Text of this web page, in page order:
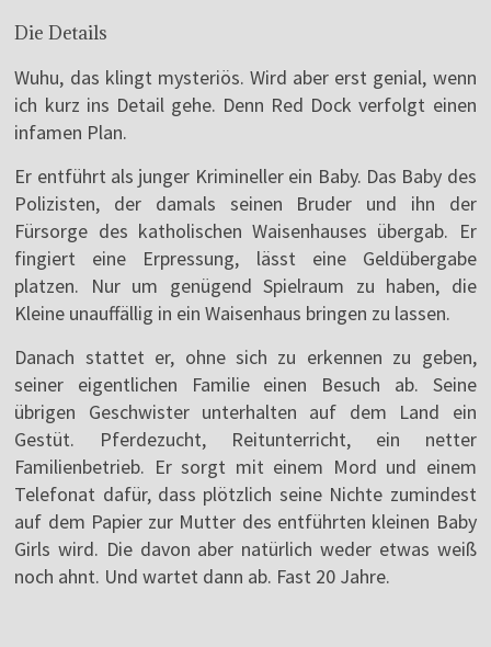
Die Details
Wuhu, das klingt mysteriös. Wird aber erst genial, wenn
ich kurz ins Detail gehe. Denn Red Dock verfolgt einen
infamen Plan.
Er entführt als junger Krimineller ein Baby. Das Baby des
Polizisten, der damals seinen Bruder und ihn der
Fürsorge des katholischen Waisenhauses übergab. Er
fingiert eine Erpressung, lässt eine Geldübergabe
platzen. Nur um genügend Spielraum zu haben, die
Kleine unauffällig in ein Waisenhaus bringen zu lassen.
Danach stattet er, ohne sich zu erkennen zu geben,
seiner eigentlichen Familie einen Besuch ab. Seine
übrigen Geschwister unterhalten auf dem Land ein
Gestüt. Pferdezucht, Reitunterricht, ein netter
Familienbetrieb. Er sorgt mit einem Mord und einem
Telefonat dafür, dass plötzlich seine Nichte zumindest
auf dem Papier zur Mutter des entführten kleinen Baby
Girls wird. Die davon aber natürlich weder etwas weiß
noch ahnt. Und wartet dann ab. Fast 20 Jahre.